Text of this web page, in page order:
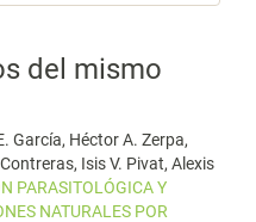
del mismo
García, Héctor A. Zerpa,
Isis V. Pivat, Alexis
PARASITOLÓGICA Y
NATURALES POR